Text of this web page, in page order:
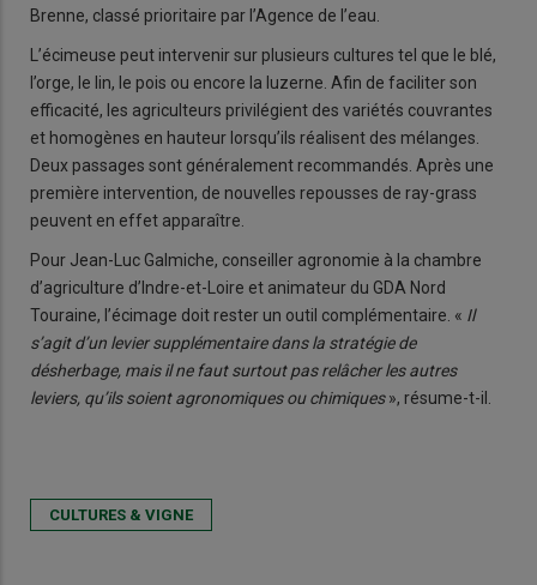
Brenne, classé prioritaire par l’Agence de l’eau.
L’écimeuse peut intervenir sur plusieurs cultures tel que le blé,
l’orge, le lin, le pois ou encore la luzerne. Afin de faciliter son
efficacité, les agriculteurs privilégient des variétés couvrantes
et homogènes en hauteur lorsqu’ils réalisent des mélanges.
Deux passages sont généralement recommandés. Après une
première intervention, de nouvelles repousses de ray-grass
peuvent en effet apparaître.
Pour Jean-Luc Galmiche, conseiller agronomie à la chambre
d’agriculture d’Indre-et-Loire et animateur du GDA Nord
Touraine, l’écimage doit rester un outil complémentaire. « Il
s’agit d’un levier supplémentaire dans la stratégie de
désherbage, mais il ne faut surtout pas relâcher les autres
leviers, qu’ils soient agronomiques ou chimiques», résume-t-il.
CULTURES & VIGNE